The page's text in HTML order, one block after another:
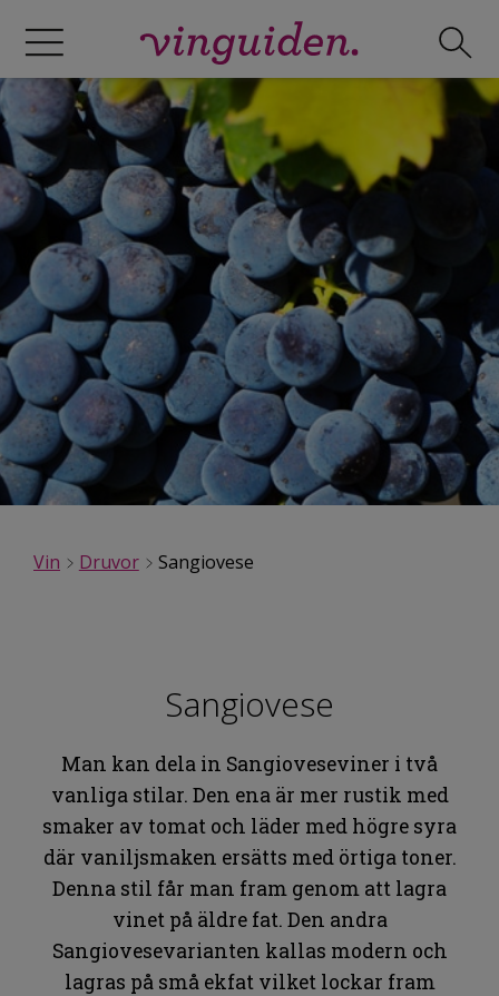
Vin Druvor Sangiovese
Sangiovese
Man kan dela in Sangioveseviner i två
vanliga stilar. Den ena är mer rustik med
smaker av tomat och läder med högre syra
där vaniljsmaken ersätts med örtiga toner.
Denna stil får man fram genom att lagra
vinet på äldre fat. Den andra
Sangiovesevarianten kallas modern och
lagras på små ekfat vilket lockar fram